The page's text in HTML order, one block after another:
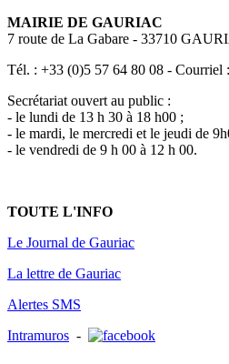
MAIRIE DE GAURIAC
7 route de La Gabare - 33710
Tél. : +33 (0)5 57 64 80 08 - Courriel :
Secrétariat ouvert au public :
- le lundi de 13 h 30 à 18 h00 ;
- le mardi, le mercredi et le jeudi de
- le vendredi de 9 h 00 à 12 h 00.
TOUTE L'INFO
Le Journal de Gauriac
La lettre de Gauriac
Alertes SMS
Intramuros -